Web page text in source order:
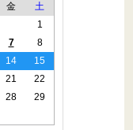
金
土
1
7
8
14
15
21
22
28
29